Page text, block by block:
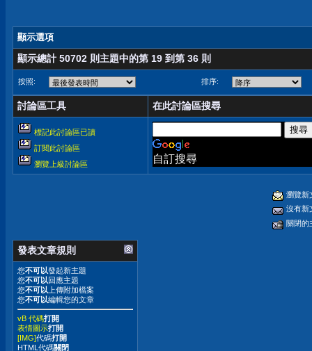
顯示選項
顯示總計 50702 則主題中的第 19 到第 36 則
按照: 排序:
討論區工具 在此討論區搜尋
標記此討論區已讀
訂閱此討論區
瀏覽上級討論區
自訂搜尋
瀏覽新
沒有新
關閉的
發表文章規則
您不可以發起新主題
您不可以回應主題
您不可以 上傳附加檔案
您不可以編輯您的文章
vB 代碼打開
表情圖示打開
[IMG]代碼打開
HTML代碼關閉